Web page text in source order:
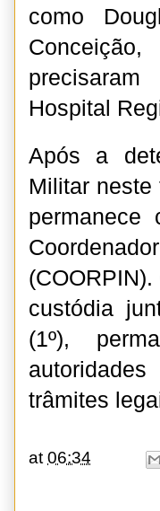
como
Hospital
Após a
Militar
permanece
custódia
(1º),
trâmites
at06:34